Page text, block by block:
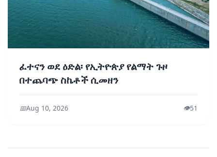
ፈተናን ወደ ዕድል፡ የኢትዮጵያ የልማት ጉዞ
በተጨባጭ ስኬቶች ሲመዘን
📅Aug 10, 2026 👁️51